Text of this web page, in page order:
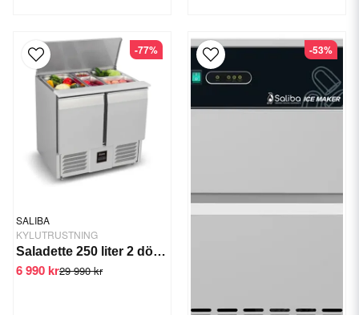
SALIBA
KYLUTRUSTNING
Saladette 250 liter 2 dörrar +2/+6 C
29 990 kr
6 990 kr
-77% -53%